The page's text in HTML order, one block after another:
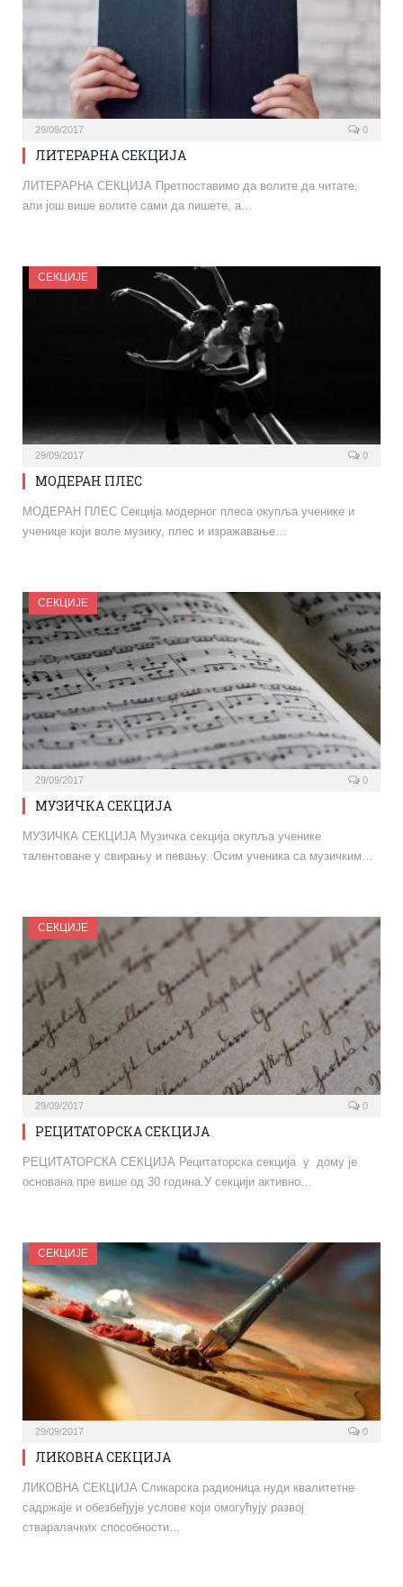
29/09/2017 0
ЛИТЕРАРНА СЕКЦИЈА
ЛИТЕРАРНА СЕКЦИЈА Претпоставимо да волите да читате,
али још више волите сами да пишете, а…
СЕКЦИЈЕ
29/09/2017 0
МОДЕРАН ПЛЕС
МОДЕРАН ПЛЕС Секција модерног плеса окупља ученике и
ученице који воле музику, плес и изражавање…
СЕКЦИЈЕ
29/09/2017 0
МУЗИЧКА СЕКЦИЈА
МУЗИЧКА СЕКЦИЈА Музичка секција окупља ученике
талентоване у свирању и певању. Осим ученика са музичким…
СЕКЦИЈЕ
29/09/2017 0
РЕЦИТАТОРСКА СЕКЦИЈА
РЕЦИТАТОРСКА СЕКЦИЈА Рецитаторска секција у дому је
основана пре више од 30 година.У секцији активно…
СЕКЦИЈЕ
29/09/2017 0
ЛИКОВНА СЕКЦИЈА
ЛИКОВНА СЕКЦИЈА Сликарска радионица нуди квалитетне
садржаје и обезбеђује услове који омогућују развој
стваралачких способности…